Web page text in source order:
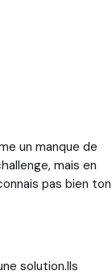
un manque de
mais en
pas bien ton
solution.Ils